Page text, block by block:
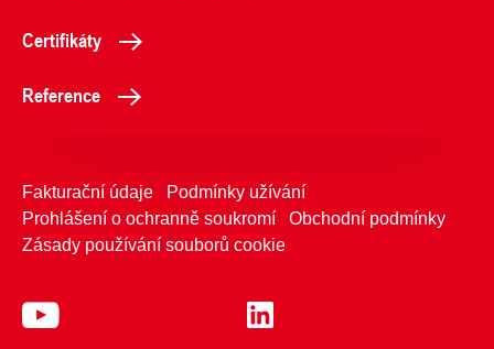
Certifikáty
Reference
Fakturační údaje
Podmínky užívání
Prohlášení o ochranně soukromí
Obchodní podmínky
Zásady používání souborů cookie